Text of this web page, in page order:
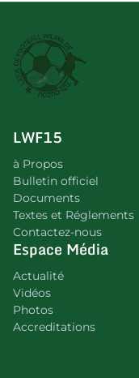
LWF15
à Propos
Bulletin officiel
Documents
Textes et Réglements
Contactez-nous
Espace Média
Actualité
Vidéos
Photos
Accreditations